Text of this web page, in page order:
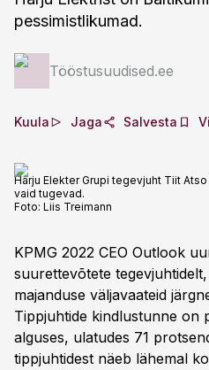
pessimistlikumad.
Tööstusuudised.ee
Kuula Jaga Salvesta
Harju Elekter Grupi tegevjuht Tiit
vaid tugevad.
Foto: Liis Treimann
KPMG 2022 CEO Outlook
suurettevõtete
majanduse väljavaateid
Tippjuhtide kindlustunne on
alguses, ulatudes 71
tippjuhtidest näeb lähemal